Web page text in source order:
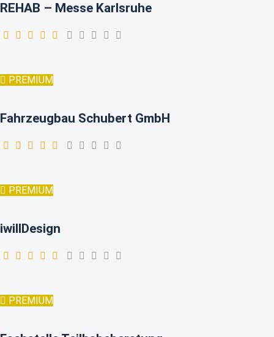
REHAB – Messe Karlsruhe
PREMIUM
Fahrzeugbau Schubert GmbH
PREMIUM
iwillDesign
PREMIUM